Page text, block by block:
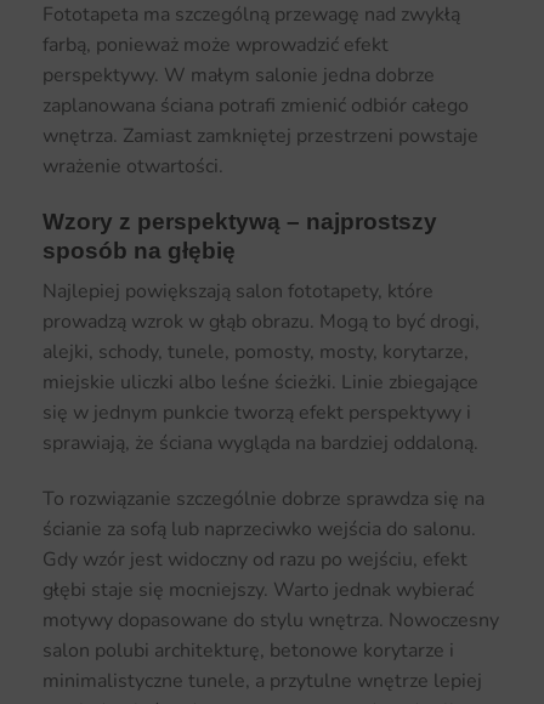
Fototapeta ma szczególną przewagę nad zwykłą
farbą, ponieważ może wprowadzić efekt
perspektywy. W małym salonie jedna dobrze
zaplanowana ściana potrafi zmienić odbiór całego
wnętrza. Zamiast zamkniętej przestrzeni powstaje
wrażenie otwartości.
Wzory z perspektywą – najprostszy
sposób na głębię
Najlepiej powiększają salon fototapety, które
prowadzą wzrok w głąb obrazu. Mogą to być drogi,
alejki, schody, tunele, pomosty, mosty, korytarze,
miejskie uliczki albo leśne ścieżki. Linie zbiegające
się w jednym punkcie tworzą efekt perspektywy i
sprawiają, że ściana wygląda na bardziej oddaloną.
To rozwiązanie szczególnie dobrze sprawdza się na
ścianie za sofą lub naprzeciwko wejścia do salonu.
Gdy wzór jest widoczny od razu po wejściu, efekt
głębi staje się mocniejszy. Warto jednak wybierać
motywy dopasowane do stylu wnętrza. Nowoczesny
salon polubi architekturę, betonowe korytarze i
minimalistyczne tunele, a przytulne wnętrze lepiej